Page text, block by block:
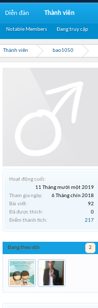
Thành viên bao1050
Hoạt động cuối:
11 Tháng mười một 2019
Tham gia ngày:
6 Tháng chín 2018
Bài viết:
92
Đã được thích:
0
Điểm thành tích:
217
Đang theo dõi 2
Diễn đàn Thành viên
Notable Members Đang truy cập